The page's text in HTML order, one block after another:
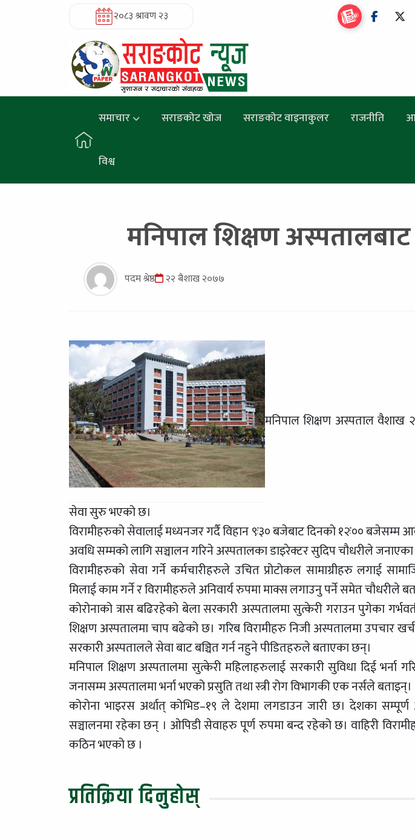
२०८३ श्रावण २३
समाचार सराङकोट खोज सराङकोट वाइनाकुलर राजनीति
विश्व
मनिपाल शिक्षण
पदम श्रेष्ठ २२ बैशाख २०७७
मनिपाल शिक्षण अस्पताल
सेवा सुरु भएको छ।
विरामीहरुको सेवालाई मध्यनजर गर्दै विहान ९ः३० बजेबाट दिनको १२ः००
अवधि सम्मको लागि सञ्चालन गरिने अस्पतालका डाइरेक्टर सुदिप चौधरीले
विरामीहरुको सेवा गर्ने कर्मचारीहरुले उचित प्रोटोकल सामाग्रीहरु लगाई
मिलाई काम गर्ने र विरामीहरुले अनिवार्य रुपमा माक्स लगाउनु पर्ने समेत चौधरीले
कोरोनाको त्रास बढिरहेको बेला सरकारी अस्पतालमा सुत्केरी गराउन पुगेका
शिक्षण अस्पतालमा चाप बढेको छ। गरिब विरामीहरु निजी अस्पतालमा उपचार
सरकारी अस्पतालले सेवा बाट बञ्चित गर्न नहुने पीडितहरुले बताएका छन्।
मनिपाल शिक्षण अस्पतालमा सुत्केरी महिलाहरुलाई सरकारी सुविधा दिई भर्ना
जनासम्म अस्पतालमा भर्ना भएको प्रसुति तथा स्त्री रोग विभागकी एक नर्सले बताइन्।
कोरोना भाइरस अर्थात् कोभिड–१९ ले देशमा लगडाउन जारी छ। देशका सम्पूर्ण
सञ्चालनमा रहेका छन् । ओपिडी सेवाहरु पूर्ण रुपमा बन्द रहेको छ। वाहिरी
कठिन भएको छ ।
प्रतिक्रिया दिनुहोस्